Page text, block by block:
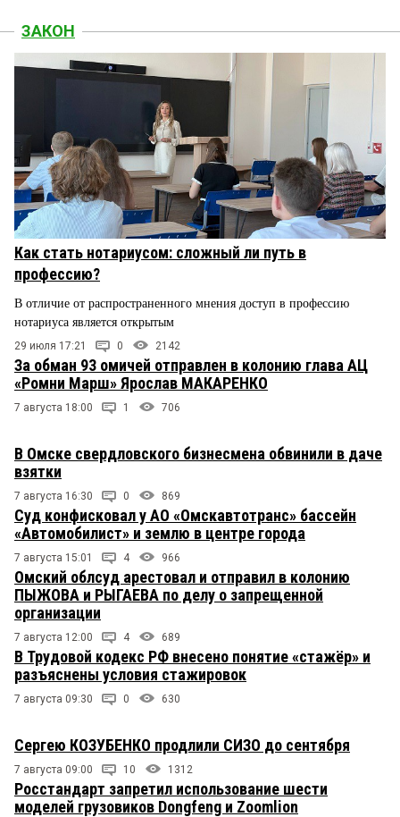
ЗАКОН
Как стать нотариусом: сложный ли путь в
профессию?
В отличие от распространенного мнения доступ в профессию
нотариуса является открытым
29 июля 17:21 0 2142
За обман 93 омичей отправлен в колонию глава АЦ
«Ромни Марш» Ярослав МАКАРЕНКО
7 августа 18:00 1 706
В Омске свердловского бизнесмена обвинили в даче
взятки
7 августа 16:30 0 869
Суд конфисковал у АО «Омскавтотранс» бассейн
«Автомобилист» и землю в центре города
7 августа 15:01 4 966
Омский облсуд арестовал и отправил в колонию
ПЫЖОВА и РЫГАЕВА по делу о запрещенной
организации
7 августа 12:00 4 689
В Трудовой кодекс РФ внесено понятие «стажёр» и
разъяснены условия стажировок
7 августа 09:30 0 630
Сергею КОЗУБЕНКО продлили СИЗО до сентября
7 августа 09:00 10 1312
Росстандарт запретил использование шести
моделей грузовиков Dongfeng и Zoomlion